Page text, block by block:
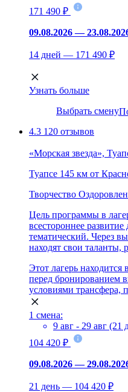
171 490 ₽
09.08.2026 —
14 дней — 171 490 ₽
Узнать больше
Выбрать смену
4.3 120 отзывов
«Морская звезда»,
Туапсе 145 км от
Творчество
Цель программы в
всестороннее
тематический. Через
находят свои таланты,
Этот лагерь
перед бронированием
условиями трансфера,
1 смена:
9 авг - 29 авг (21
104 420 ₽
09.08.2026 —
21 день — 104 420 ₽